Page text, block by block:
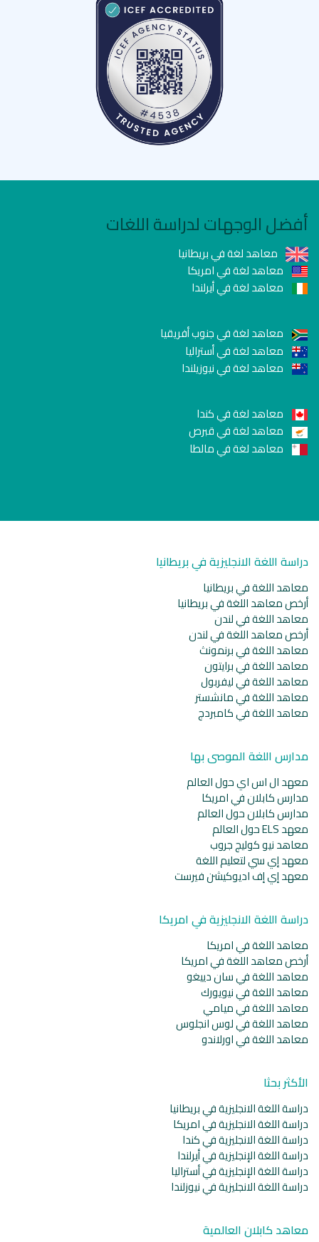
أفضل الوجهات لدراسة اللغات
معاهد لغة في بريطانيا
معاهد لغة في امريكا
معاهد لغة في أيرلندا
معاهد لغة في جنوب أفريقيا
معاهد لغة في أستراليا
معاهد لغة في نيوزيلندا
معاهد لغة في كندا
معاهد لغة في قبرص
معاهد لغة في مالطا
دراسة اللغة الانجليزية في بريطانيا
معاهد اللغة في بريطانيا
أرخص معاهد اللغة في بريطانيا
معاهد اللغة في لندن
أرخص معاهد اللغة في لندن
معاهد اللغة في برنمونث
معاهد اللغة في برايتون
معاهد اللغة في ليفربول
معاهد اللغة في مانشستر
معاهد اللغة في كامبردج
مدارس اللغة الموصى بها
معهد ال اس اي حول العالم
مدارس كابلان في امريكا
مدارس كابلان حول العالم
معهد ELS حول العالم
معاهد نيو كوليج جروب
معهد إي سي لتعليم اللغة
معهد إي إف اديوكيشن فيرست
دراسة اللغة الانجليزية في امريكا
معاهد اللغة في امريكا
أرخص معاهد اللغة في امريكا
معاهد اللغة في سان دييغو
معاهد اللغة في نيويورك
معاهد اللغة في ميامي
معاهد اللغة في لوس انجلوس
معاهد اللغة في اورلاندو
الأكثر بحثا
دراسة اللغة الانجليزية في بريطانيا
دراسة اللغة الانجليزية في امريكا
دراسة اللغة الانجليزية في كندا
دراسة اللغة الإنجليزية في أيرلندا
دراسة اللغة الإنجليزية في أستراليا
دراسة اللغة الانجليزية في نيوزلندا
معاهد كابلان العالمية